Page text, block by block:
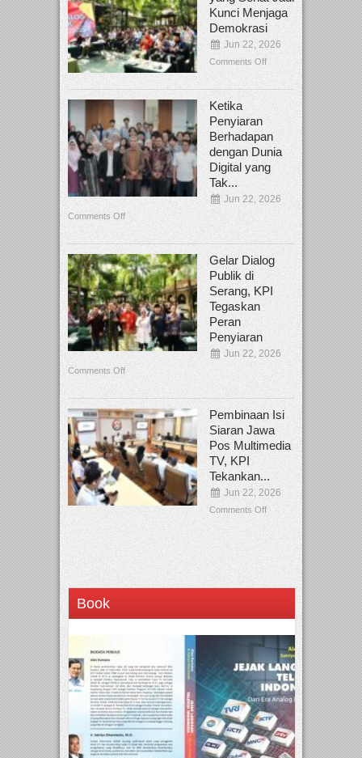
Kunci Menjaga
Demokrasi
Jun 22, 2026
Comments Off
Ketika
Penyiaran
Berhadapan
dengan Dunia
Digital yang
Tak...
Jun 22, 2026
Comments Off
Gelar Dialog
Publik di
Serang, KPI
Tegaskan
Peran
Penyiaran
Jun 22, 2026
Comments Off
Pembinaan Isi
Siaran Jawa
Pos Multimedia
TV, KPI
Tekankan...
Jun 22, 2026
Comments Off
Book